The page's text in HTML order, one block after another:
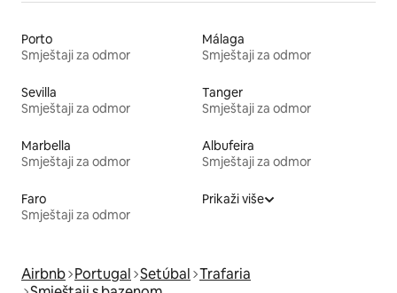
Porto
Smještaji za odmor
Málaga
Smještaji za odmor
Sevilla
Smještaji za odmor
Tanger
Smještaji za odmor
Marbella
Smještaji za odmor
Albufeira
Smještaji za odmor
Faro
Smještaji za odmor
Prikaži više
Airbnb Portugal Setúbal Trafaria